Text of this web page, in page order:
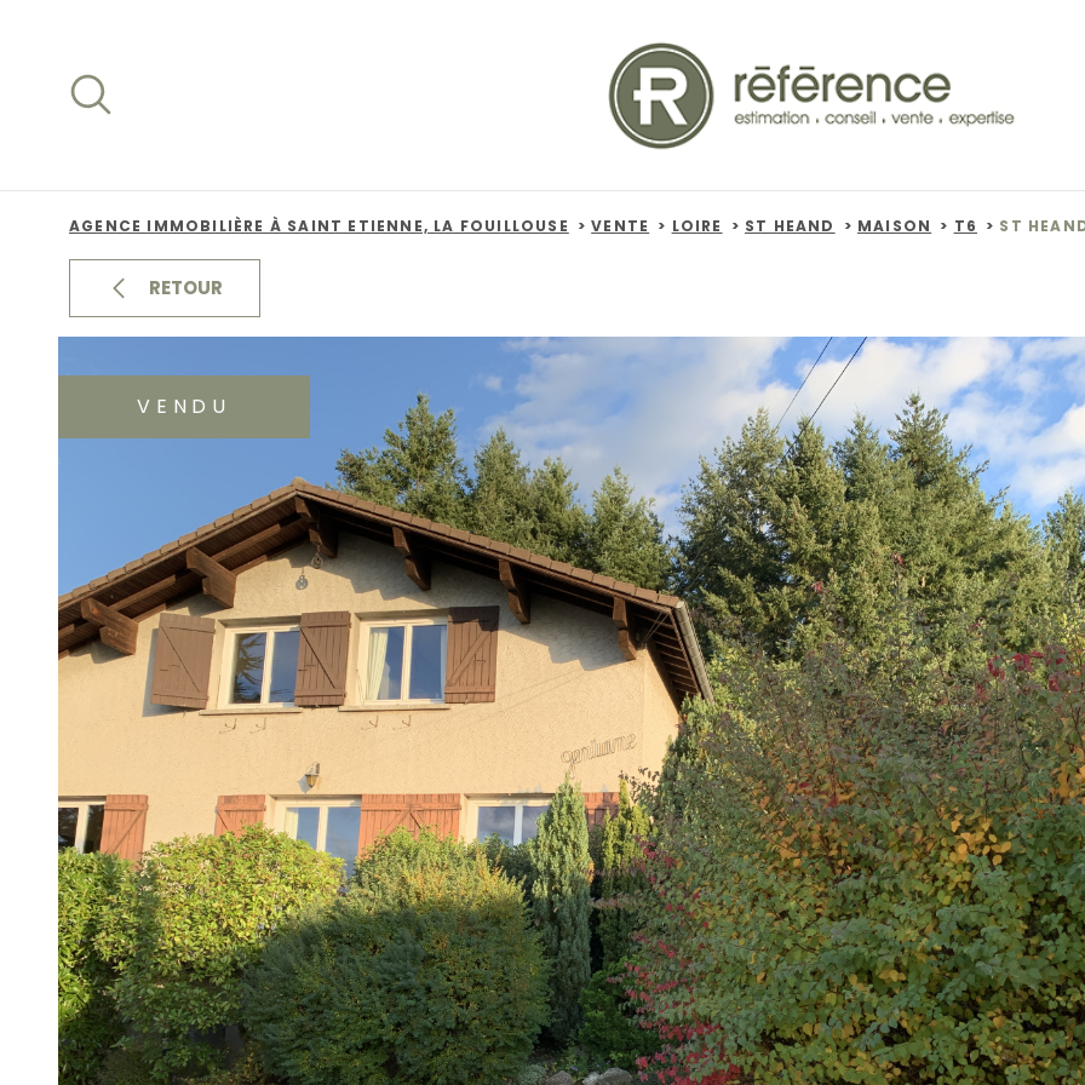
recherche
principal
contenu
AGENCE IMMOBILIÈRE À SAINT ETIENNE, LA FOUILLOUSE VENTE LOIRE ST HEAND MAISON T6 ST
RETOUR
VENDU